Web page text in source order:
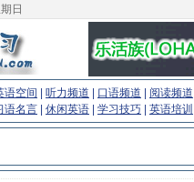
日
语空间 听力频道 口语频道 阅读频道
语名言 休闲英语 学习技巧 英语培训